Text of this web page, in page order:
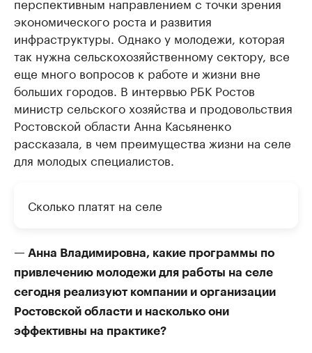
экономического роста и развития
инфраструктуры. Однако у молодежи, которая
так нужна сельскохозяйственному сектору, все
еще много вопросов к работе и жизни вне
больших городов. В интервью РБК Ростов
министр сельского хозяйства и продовольствия
Ростовской области Анна Касьяненко
рассказала, в чем преимущества жизни на селе
для молодых специалистов.
Сколько платят на селе
— Анна Владимировна, какие программы по
привлечению молодежи для работы на селе
сегодня реализуют компании и организации
Ростовской области и насколько они
эффективны на практике?